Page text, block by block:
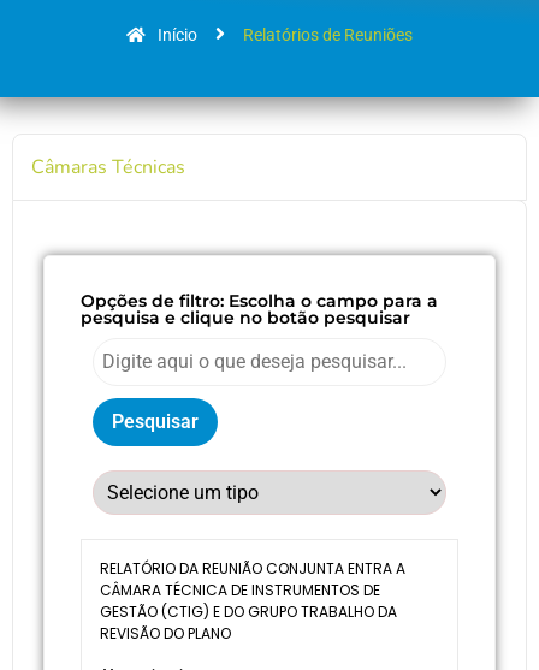
Início Relatórios de Reuniões
Câmaras Técnicas
Opções de filtro: Escolha o campo para a
pesquisa e clique no botão pesquisar
Pesquisar
RELATÓRIO DA REUNIÃO CONJUNTA ENTRA A
CÂMARA TÉCNICA DE INSTRUMENTOS DE
GESTÃO (CTIG) E DO GRUPO TRABALHO DA
REVISÃO DO PLANO